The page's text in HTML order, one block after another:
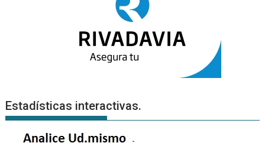
Estadísticas interactivas.